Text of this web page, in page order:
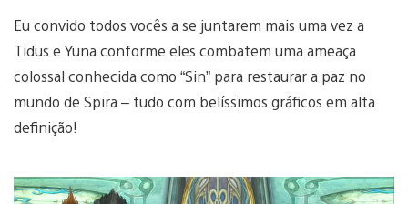
Eu convido todos vocês a se juntarem mais uma vez a
Tidus e Yuna conforme eles combatem uma ameaça
colossal conhecida como “Sin” para restaurar a paz no
mundo de Spira – tudo com belíssimos gráficos em alta
definição!